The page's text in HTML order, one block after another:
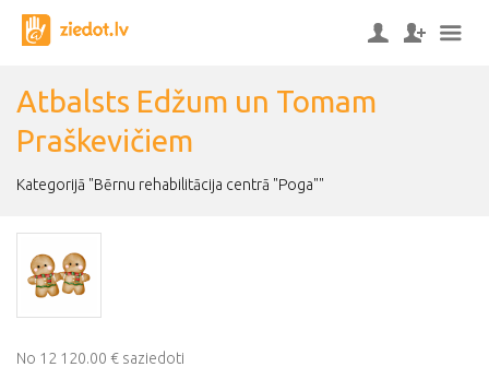
Atbalsts Edžum un Tomam
Praškevičiem
Kategorijā "Bērnu rehabilitācija centrā "Poga""
No 12 120.00 € saziedoti